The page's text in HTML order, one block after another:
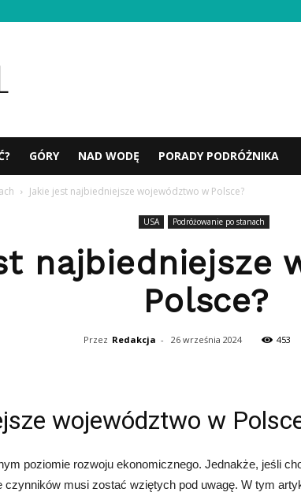
GÓRY NAD WODĘ PORADY PODRÓŻNIKA
Jakie jest najbiedniejsze województwo w Polsce?
USA Podróżowanie po stanach
najbiedniejsze
Polsce?
Przez Redakcja - 26 września 2024 453
województwo w
poziomie rozwoju ekonomicznego. Jednakże, jeśli
czynników musi zostać wziętych pod uwagę. W tym